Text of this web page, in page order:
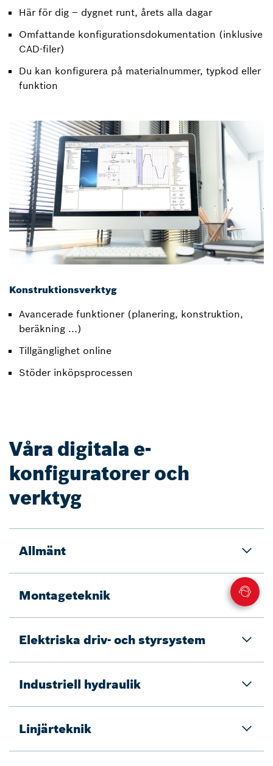
Här för dig – dygnet runt, årets alla dagar
Omfattande konfigurationsdokumentation (inklusive
CAD-filer)
Du kan konfigurera på materialnummer, typkod eller
funktion
Konstruktionsverktyg
Avancerade funktioner (planering, konstruktion,
beräkning ...)
Tillgänglighet online
Stöder inköpsprocessen
Våra digitala e-
konfiguratorer och
verktyg
Allmänt
Montageteknik
Elektriska driv- och styrsystem
Industriell hydraulik
Linjärteknik